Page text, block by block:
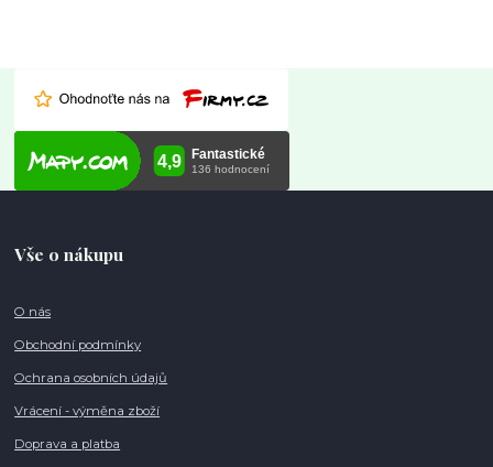
Vše o nákupu
O nás
Obchodní podmínky
Ochrana osobních údajů
Vrácení - výměna zboží
Doprava a platba